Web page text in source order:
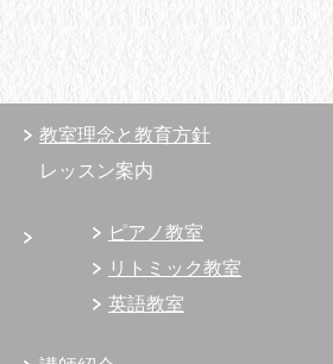
教室理念と教育方針
レッスン案内
ピアノ教室
リトミック教室
英語教室